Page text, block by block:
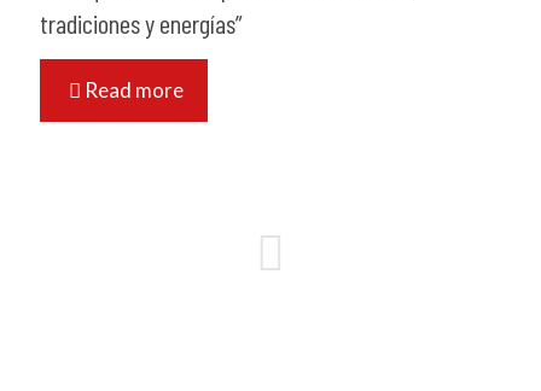
tradiciones y energías”
Read more